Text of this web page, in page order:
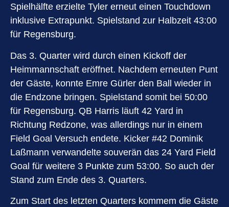
Spielhälfte erzielte Tyler erneut einen Touchdown
inklusive Extrapunkt. Spielstand zur Halbzeit 43:00
für Regensburg.
Das 3. Quarter wird durch einen Kickoff der
Heimmannschaft eröffnet. Nachdem erneuten Punt
der Gäste, konnte Emre Gürler den Ball wieder in
die Endzone bringen. Spielstand somit bei 50:00
für Regensburg. QB Harris läuft 42 Yard in
Richtung Redzone, was allerdings nur in einem
Field Goal Versuch endete. Kicker #42 Dominik
Laßmann verwandelte souverän das 24 Yard Field
Goal für weitere 3 Punkte zum 53:00. So auch der
Stand zum Ende des 3. Quarters.
Zum Start des letzten Quarters kommem die Gäste